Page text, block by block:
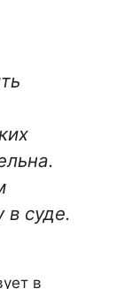
в суде.
в